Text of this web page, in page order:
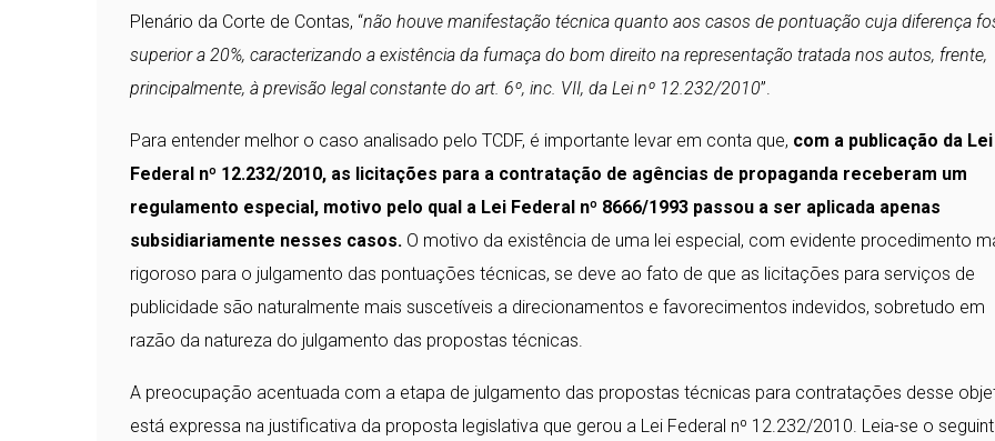
Plenário da Corte de Contas, “não houve manifestação técnica quanto aos casos de pontuação cuja diferença
superior a 20%, caracterizando a existência da fumaça do bom direito na representação tratada nos autos, frente,
principalmente, à previsão legal constante do art. 6º, inc. VII, da Lei nº 12.232/2010”.
Para entender melhor o caso analisado pelo TCDF, é importante levar em conta que, com a publicação da Lei
Federal nº 12.232/2010, as licitações para a contratação de agências de propaganda receberam um
regulamento especial, motivo pelo qual a Lei Federal nº 8666/1993 passou a ser aplicada apenas
subsidiariamente nesses casos. O motivo da existência de uma lei especial, com evidente procedimento
rigoroso para o julgamento das pontuações técnicas, se deve ao fato de que as licitações para serviços de
publicidade são naturalmente mais suscetíveis a direcionamentos e favorecimentos indevidos, sobretudo em
razão da natureza do julgamento das propostas técnicas.
A preocupação acentuada com a etapa de julgamento das propostas técnicas para contratações desse
está expressa na justificativa da proposta legislativa que gerou a Lei Federal nº 12.232/2010. Leia-se o